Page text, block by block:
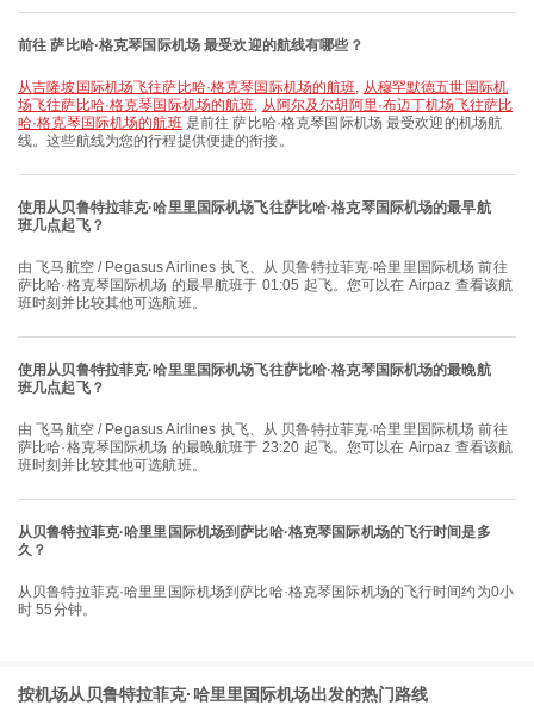
前往 萨比哈·格克琴国际机场 最受欢迎的航线有哪些？
从吉隆坡国际机场飞往萨比哈·格克琴国际机场的航班, 从穆罕默德五世国际机
场飞往萨比哈·格克琴国际机场的航班, 从阿尔及尔胡阿里·布迈丁机场飞往萨比
哈·格克琴国际机场的航班是前往 萨比哈·格克琴国际机场 最受欢迎的机场航
线。这些航线为您的行程提供便捷的衔接。
使用从贝鲁特拉菲克·哈里里国际机场飞往萨比哈·格克琴国际机场的最早航
班几点起飞？
由 飞马航空 / Pegasus Airlines 执飞、从 贝鲁特拉菲克·哈里里国际机场 前往
萨比哈·格克琴国际机场 的最早航班于 01:05 起飞。您可以在 Airpaz 查看该航
班时刻并比较其他可选航班。
使用从贝鲁特拉菲克·哈里里国际机场飞往萨比哈·格克琴国际机场的最晚航
班几点起飞？
由 飞马航空 / Pegasus Airlines 执飞、从 贝鲁特拉菲克·哈里里国际机场 前往
萨比哈·格克琴国际机场 的最晚航班于 23:20 起飞。您可以在 Airpaz 查看该航
班时刻并比较其他可选航班。
从贝鲁特拉菲克·哈里里国际机场到萨比哈·格克琴国际机场的飞行时间是多
久？
从贝鲁特拉菲克·哈里里国际机场到萨比哈·格克琴国际机场的飞行时间约为0小
时 55分钟。
按机场从贝鲁特拉菲克·哈里里国际机场出发的热门路线